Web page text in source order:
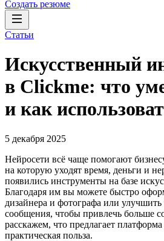
Создать резюме
Статьи
Искусственный
в Clickme: что
и как
5 декабря 2025
Нейросети всё чаще помогают
на которую уходят время, деньги и
появились инструменты на базе
Благодаря им вы можете быстро
дизайнера и фотографа или улучшить
сообщения, чтобы привлечь больше
расскажем, что предлагает
практическая польза.